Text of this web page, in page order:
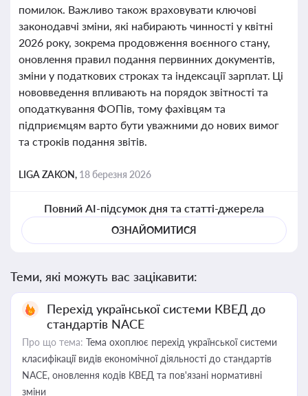
помилок. Важливо також враховувати ключові
законодавчі зміни, які набирають чинності у квітні
2026 року, зокрема продовження воєнного стану,
оновлення правил подання первинних документів,
зміни у податкових строках та індексації зарплат. Ці
нововведення впливають на порядок звітності та
оподаткування ФОПів, тому фахівцям та
підприємцям варто бути уважними до нових вимог
та строків подання звітів.
LIGA ZAKON, 18 березня 2026
Повний AI-підсумок дня та статті-джерела
ОЗНАЙОМИТИСЯ
Теми, які можуть вас зацікавити:
Перехід української системи КВЕД до
стандартів NACE
Про що тема: Тема охоплює перехід української системи
класифікації видів економічної діяльності до стандартів
NACE, оновлення кодів КВЕД та пов'язані нормативні
зміни